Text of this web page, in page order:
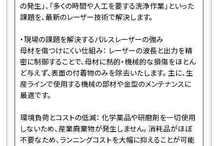
の発生」、「多くの時間や人工を要する洗浄作業」といった
課題を、最新のレーザー技術で解決します。
・現場の課題を解決するパルスレーザーの強み
母材を傷つけにくい仕組み： レーザーの波長と出力を精
密に制御することで、母材に熱的・機械的な損傷をほとん
ど与えず、表面の付着物のみを除去いたします。 主に、生
産ラインで使用する機械の部材や金型のメンテナンスに
最適です。
環境負荷とコストの低減： 化学薬品や研磨剤を一切使用
しないため、産業廃棄物が発生しません。 消耗品がほぼ
不要なため、ランニングコストを大幅に抑えることが可能